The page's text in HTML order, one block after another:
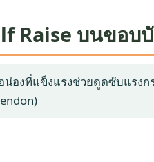
Raise บนขอบ
น่องที่แข็งแรงช่วยดูดซับแรง